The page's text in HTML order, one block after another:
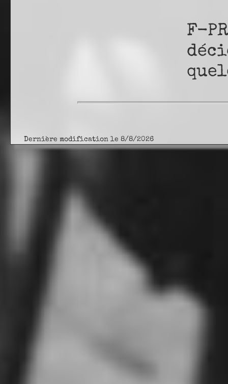
F-
Dernière modification le 8/8/2026